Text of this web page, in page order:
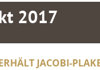
2017
JACOBI-